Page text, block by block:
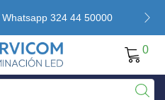
324 44 50000
0